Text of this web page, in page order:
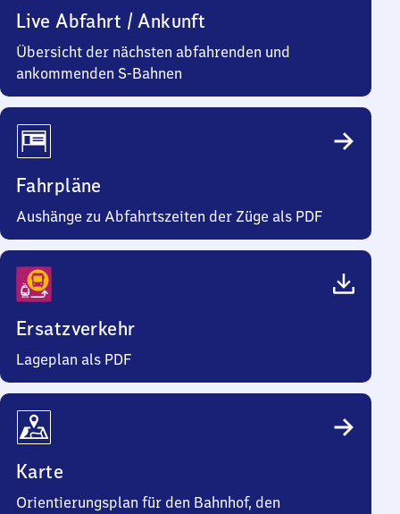
Live Abfahrt / Ankunft
Übersicht der nächsten abfahrenden und
ankommenden S-Bahnen
Fahrpläne
Aushänge zu Abfahrtszeiten der Züge als PDF
Ersatzverkehr
Lageplan als PDF
Karte
Orientierungsplan für den Bahnhof, den